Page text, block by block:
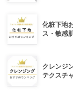
化粧下地
ス・敏感
クレンジ
テクスチ